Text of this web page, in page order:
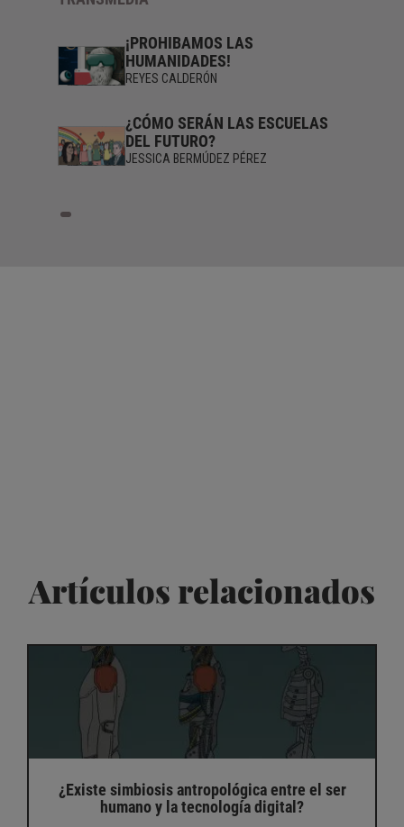
¡PROHIBAMOS LAS
HUMANIDADES!
REYES CALDERÓN
¿CÓMO SERÁN LAS ESCUELAS
DEL FUTURO?
JESSICA BERMÚDEZ PÉREZ
Artículos relacionados
¿Existe simbiosis antropológica entre el ser
humano y la tecnología digital?